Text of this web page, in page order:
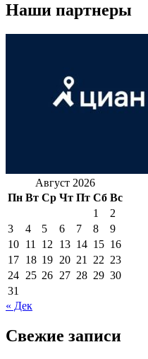
Наши партнеры
Август 2026
Пн Вт Ср Чт Пт Сб Вс
1
2
3
4 5 6 7 8
9
10 11 12 13 14 15 16
17 18 19 20 21 22 23
24 25 26 27 28 29 30
31
« Дек
Свежие записи